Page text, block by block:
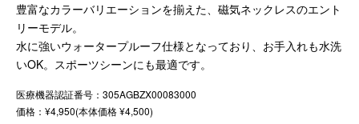
豊富なカラーバリエーションを揃えた、磁気ネックレスのエント
リーモデル。
水に強いウォータープルーフ仕様となっており、お手入れも水洗
いOK。スポーツシーンにも最適です。
医療機器認証番号：305AGBZX00083000
価格：¥4,950(本体価格 ¥4,500)